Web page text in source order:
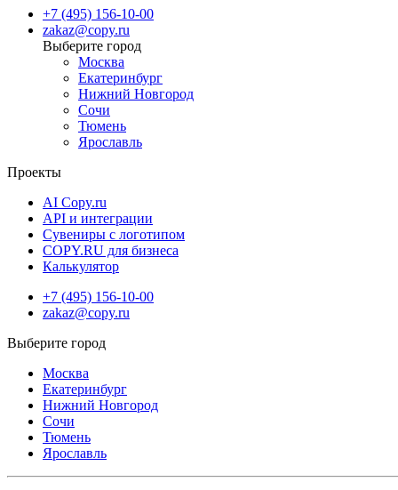
+7 (495) 156-10-00
zakaz@copy.ru
Москва
Екатеринбург
Нижний Новгород
Сочи
Тюмень
Ярославль
Проекты
AI Copy.ru
API и интеграции
Сувениры с логотипом
COPY.RU для бизнеса
Калькулятор
+7 (495) 156-10-00
zakaz@copy.ru
Москва
Екатеринбург
Нижний Новгород
Сочи
Тюмень
Ярославль